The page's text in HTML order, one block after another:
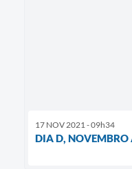
17 NOV 2021 - 09h34
DIA D, NOVEMBRO